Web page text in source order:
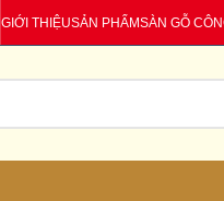
GIỚI THIỆUSẢN PHẨMSÀN GỖ